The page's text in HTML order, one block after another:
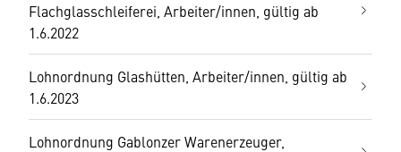
Flachglasschleiferei, Arbeiter/innen, gültig ab
1.6.2022
Lohnordnung Glashütten, Arbeiter/innen, gültig ab
1.6.2023
Lohnordnung Gablonzer Warenerzeuger,